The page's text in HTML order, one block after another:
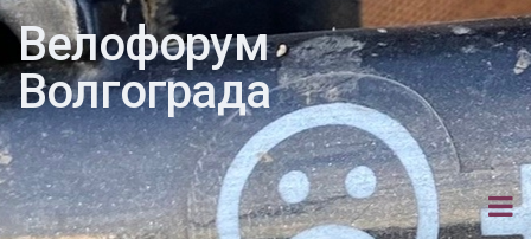
Велофорум
Волгограда